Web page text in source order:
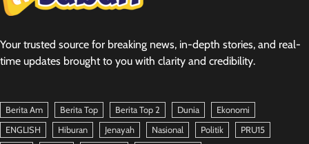
Your trusted source for breaking news, in-depth stories, and real-
time updates brought to you with clarity and credibility.
Berita Am Berita Top Berita Top 2 Dunia
Ekonomi
ENGLISH
Hiburan Jenayah Nasional Politik
PRU15